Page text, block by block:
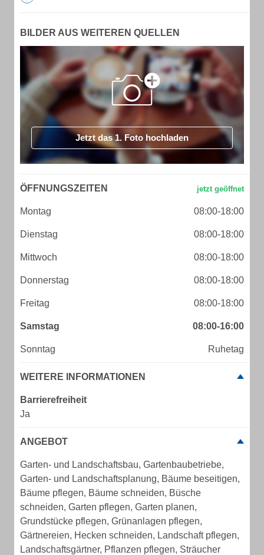
BILDER AUS WEITEREN QUELLEN
Jetzt das 1. Foto hochladen
ÖFFNUNGSZEITEN
Montag 08:00-18:00
Dienstag 08:00-18:00
Mittwoch 08:00-18:00
Donnerstag 08:00-18:00
Freitag 08:00-18:00
Samstag 08:00-16:00
Sonntag Ruhetag
WEITERE INFORMATIONEN
Barrierefreiheit
Ja
ANGEBOT
Garten- und Landschaftsbau, Gartenbaubetriebe,
Garten- und Landschaftsplanung, Bäume beseitigen,
Bäume pflegen, Bäume schneiden, Büsche
schneiden, Garten pflegen, Garten planen,
Grundstücke pflegen, Grünanlagen pflegen,
Gärtnereien, Hecken schneiden, Landschaft pflegen,
Landschaftsgärtner, Pflanzen pflegen, Sträucher